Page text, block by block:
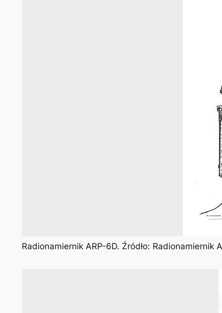
Radionamiernik ARP-6D. Źródło: Radionamiernik